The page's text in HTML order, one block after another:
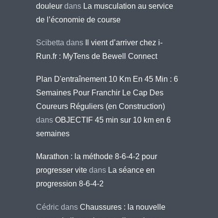
douleur dans La musculation au service
de l’économie de course
Scibetta dans
Il vient d’arriver chez i-
Run.fr : MyTens de Bewell Connect
Plan D'entraînement 10 Km En 45 Min : 6
Semaines Pour Franchir Le Cap Des
Coureurs Réguliers (en Construction)
dans OBJECTIF 45 min sur 10 km en 6
semaines
Marathon : la méthode 8-6-4-2 pour
progresser vite dans La séance en
progression 8-6-4-2
Cédric dans Chaussures : la nouvelle